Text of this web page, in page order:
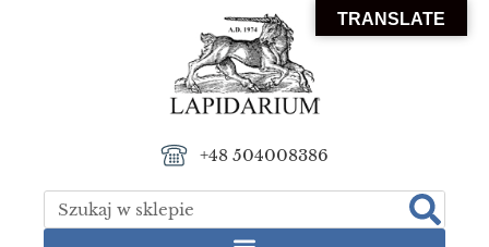
+48 504008386
TRANSLATE